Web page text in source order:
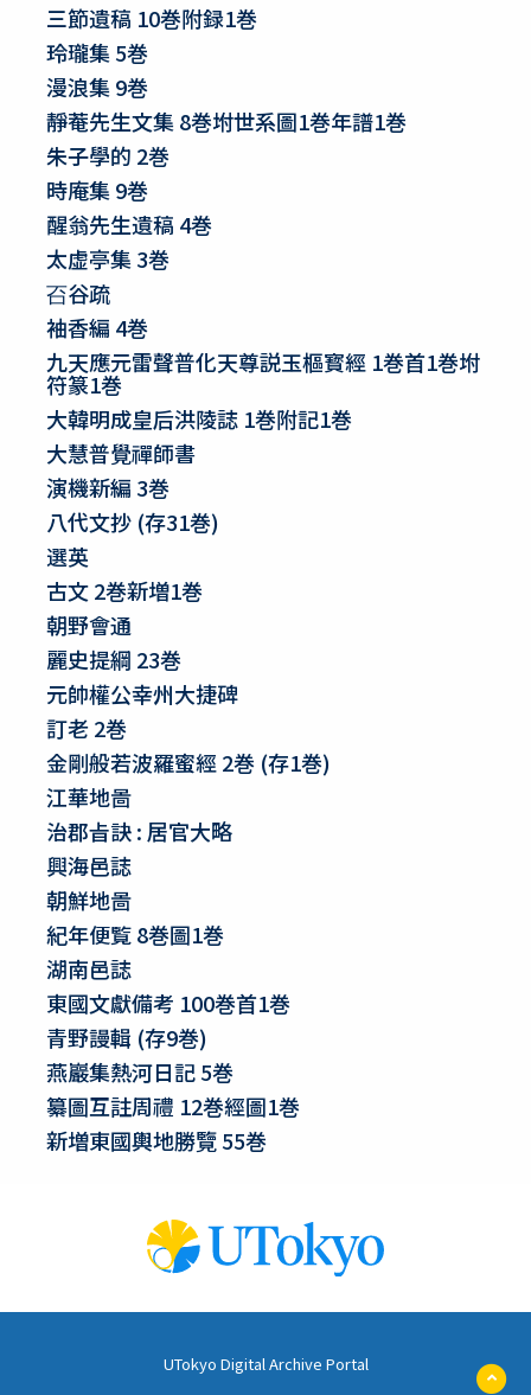
三節遺稿 10巻附録1巻
玲瓏集 5巻
漫浪集 9巻
靜菴先生文集 8巻坿世系圖1巻年譜1巻
朱子學的 2巻
時庵集 9巻
醒翁先生遺稿 4巻
太虚亭集 3巻
䂖谷疏
袖香編 4巻
九天應元雷聲普化天尊説玉樞寳經 1巻首1巻坿
符篆1巻
大韓明成皇后洪陵誌 1巻附記1巻
大慧普覺禪師書
演機新編 3巻
八代文抄 (存31巻)
選英
古文 2巻新増1巻
朝野會通
麗史提綱 23巻
元帥權公幸州大捷碑
訂老 2巻
金剛般若波羅蜜經 2巻 (存1巻)
江華地啚
治郡㫖訣 : 居官大略
興海邑誌
朝鮮地啚
紀年便覧 8巻圖1巻
湖南邑誌
東國文獻備考 100巻首1巻
青野謾輯 (存9巻)
燕巖集熱河日記 5巻
纂圖互註周禮 12巻經圖1巻
新増東國輿地勝覽 55巻
UTokyo Digital Archive Portal
ペ